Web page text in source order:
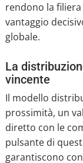
rendono la
vantaggio
globale.
La
vincente
Il modello
prossimità, un
diretto con le
pulsante di
garantiscono